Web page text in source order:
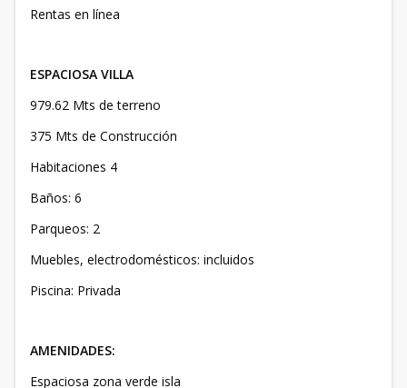
Rentas en línea
ESPACIOSA VILLA
979.62 Mts de terreno
375 Mts de Construcción
Habitaciones 4
Baños: 6
Parqueos: 2
Muebles, electrodomésticos: incluidos
Piscina: Privada
AMENIDADES:
Espaciosa zona verde isla